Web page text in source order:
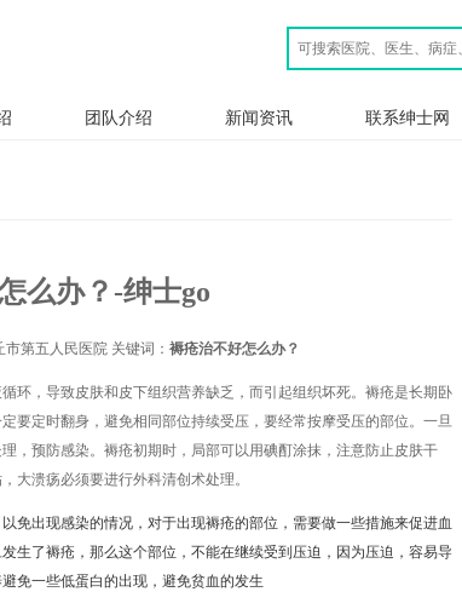
团队介绍 新闻资讯 联系绅士网
么办？-绅士go
第五人民医院 关键词： 褥疮治不好怎么办？
环，导致皮肤和皮下组织营养缺乏，而引起组织坏死。褥疮是长期卧
要定时翻身，避免相同部位持续受压，要经常按摩受压的部位。一旦
，预防感染。褥疮初期时，局部可以用碘酊涂抹，注意防止皮肤干
大溃疡必须要进行外科清创术处理。
免出现感染的情况，对于出现褥疮的部位，需要做一些措施来促进血
生了褥疮，那么这个部位，不能在继续受到压迫，因为压迫，容易导
免一些低蛋白的出现，避免贫血的发生